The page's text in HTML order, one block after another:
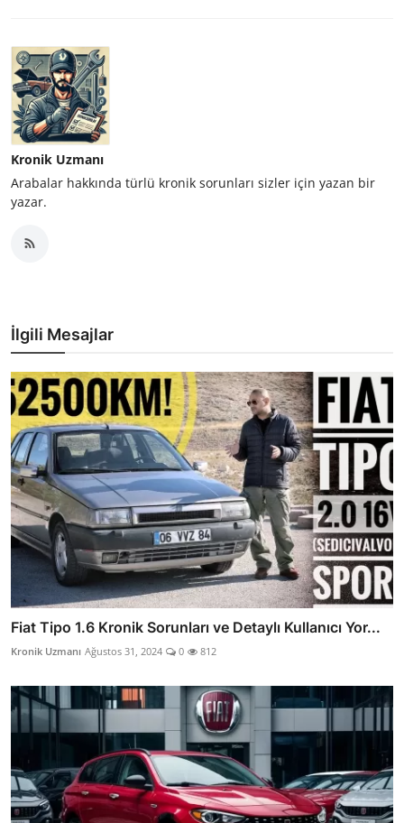
Kronik Uzmanı
Arabalar hakkında türlü kronik sorunları sizler için yazan bir
yazar.
İlgili Mesajlar
Fiat Tipo 1.6 Kronik Sorunları ve Detaylı Kullanıcı Yor...
Kronik Uzmanı Ağustos 31, 2024 0 812